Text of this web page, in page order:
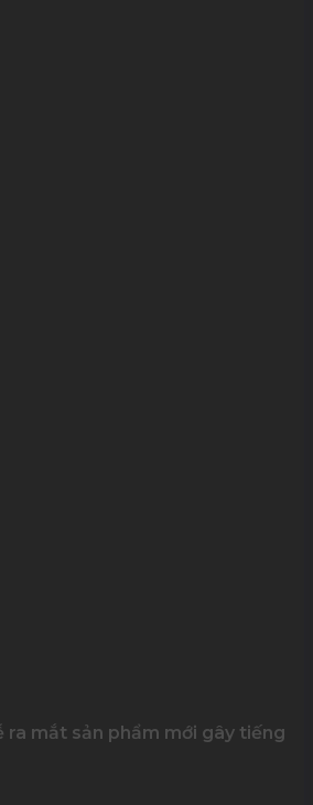
ra mắt sản phẩm mới gây tiếng